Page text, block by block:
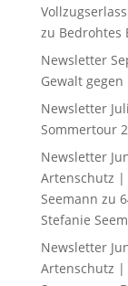
zu Bedrohtes
Newsletter
Gewalt
Newsletter
Sommertour
Newsletter
Artenschutz |
Seemann zu
Stefanie
Newsletter
Artenschutz |